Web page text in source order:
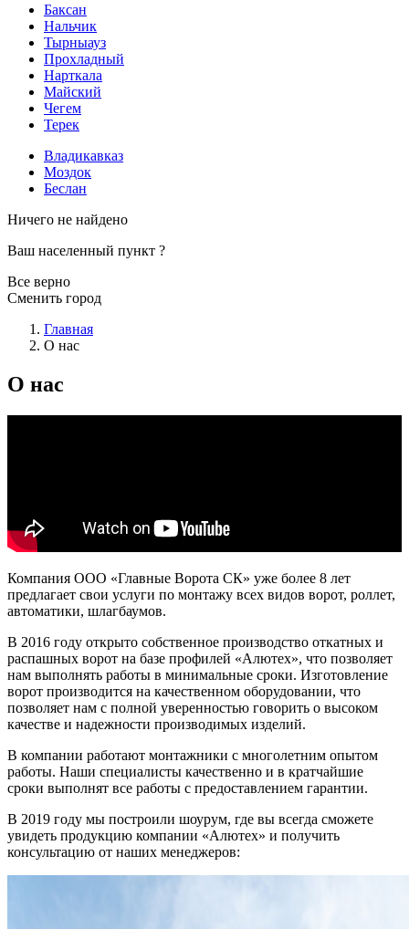
Баксан
Нальчик
Тырныауз
Прохладный
Нарткала
Майский
Чегем
Терек
Владикавказ
Моздок
Беслан
Ничего не найдено
Ваш населенный пункт ?
Все верно
Сменить город
Главная
О нас
О нас
Компания ООО «Главные Ворота СК» уже более 8 лет
предлагает свои услуги по монтажу всех видов ворот, роллет,
автоматики, шлагбаумов.
В 2016 году открыто собственное производство откатных и
распашных ворот на базе профилей «Алютех», что позволяет
нам выполнять работы в минимальные сроки. Изготовление
ворот производится на качественном оборудовании, что
позволяет нам с полной уверенностью говорить о высоком
качестве и надежности производимых изделий.
В компании работают монтажники с многолетним опытом
работы. Наши специалисты качественно и в кратчайшие
сроки выполнят все работы с предоставлением гарантии.
В 2019 году мы построили шоурум, где вы всегда сможете
увидеть продукцию компании «Алютех» и получить
консультацию от наших менеджеров: